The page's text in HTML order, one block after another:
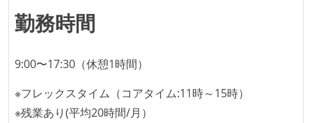
参加している
タスクの見積もりは、実装を担当するメンバーが中心
全体のスケジュール管理は、途中の成果を随時確認し
ながら、納期または盛り込む機能を柔軟に調整する形
で行う
勤務時間
9:00〜17:30（休憩1時間）
※フレックスタイム（コアタイム:11時～15時）
※残業あり(平均20時間/月）